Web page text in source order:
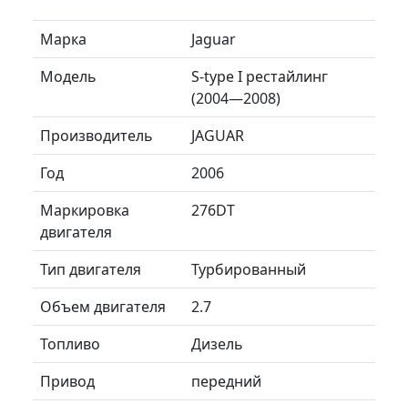
Марка
Jaguar
Модель
S-type I рестайлинг
(2004—2008)
Производитель
JAGUAR
Год
2006
Маркировка
двигателя
276DT
Тип двигателя
Турбированный
Объем двигателя
2.7
Топливо
Дизель
Привод
передний